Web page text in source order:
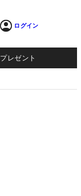
ログイン
プレゼント